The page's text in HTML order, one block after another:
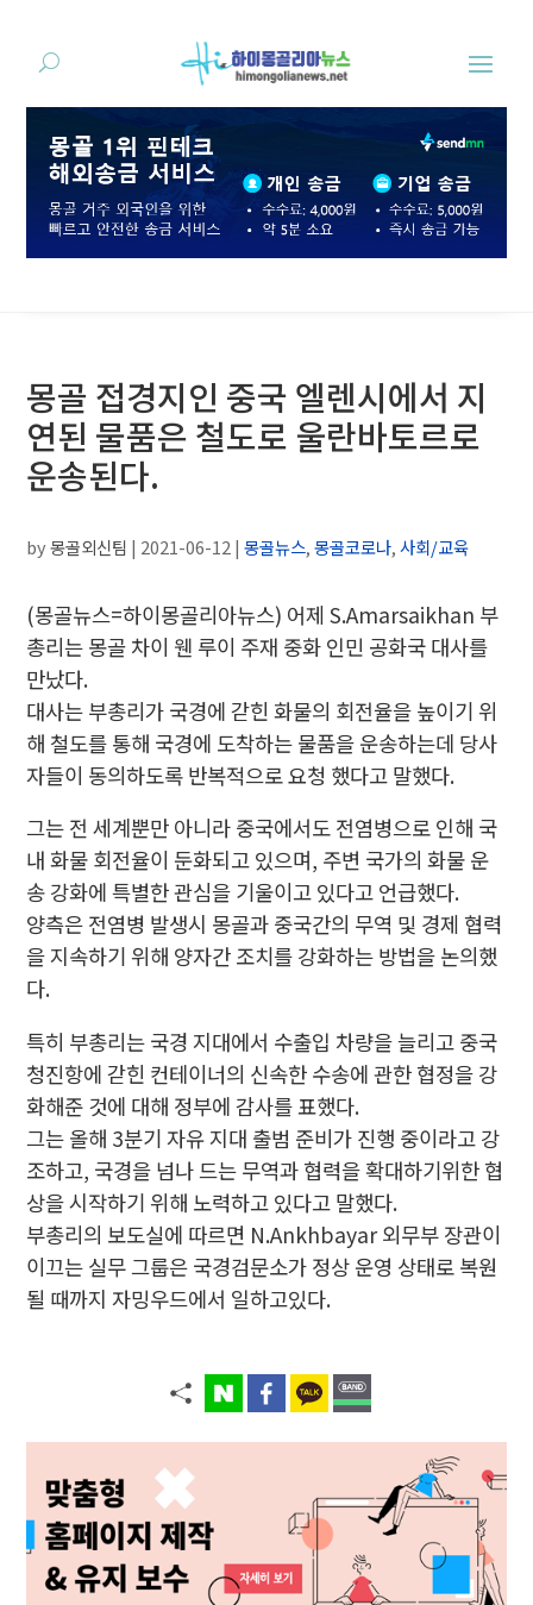
몽골 접경지인 중국 엘렌시에서 지
연된 물품은 철도로 울란바토르로
운송된다.
by몽골외신팀 | 2021-06-12 |몽골뉴스,몽골코로나,사회/교육
(몽골뉴스=하이몽골리아뉴스) 어제 S.Amarsaikhan 부
총리는 몽골 차이 웬 루이 주재 중화 인민 공화국 대사를
만났다.
대사는 부총리가 국경에 갇힌 화물의 회전율을 높이기 위
해 철도를 통해 국경에 도착하는 물품을 운송하는데 당사
자들이 동의하도록 반복적으로 요청 했다고 말했다.
그는 전 세계뿐만 아니라 중국에서도 전염병으로 인해 국
내 화물 회전율이 둔화되고 있으며, 주변 국가의 화물 운
송 강화에 특별한 관심을 기울이고 있다고 언급했다.
양측은 전염병 발생시 몽골과 중국간의 무역 및 경제 협력
을 지속하기 위해 양자간 조치를 강화하는 방법을 논의했
다.
특히 부총리는 국경 지대에서 수출입 차량을 늘리고 중국
청진항에 갇힌 컨테이너의 신속한 수송에 관한 협정을 강
화해준 것에 대해 정부에 감사를 표했다.
그는 올해 3분기 자유 지대 출범 준비가 진행 중이라고 강
조하고, 국경을 넘나 드는 무역과 협력을 확대하기위한 협
상을 시작하기 위해 노력하고 있다고 말했다.
부총리의 보도실에 따르면 N.Ankhbayar 외무부 장관이
이끄는 실무 그룹은 국경검문소가 정상 운영 상태로 복원
될 때까지 자밍우드에서 일하고있다.